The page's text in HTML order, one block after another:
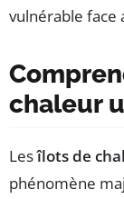
vulnérable face
chaleur
Lesîlots de
phénomène